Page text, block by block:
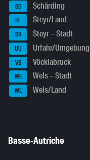
SD Schärding
SE Steyr/Land
SR Steyr – Stadt
UU Urfahr/Umgebung
VB Vöcklabruck
WE Wels – Stadt
WL Wels/Land
Basse-Autriche